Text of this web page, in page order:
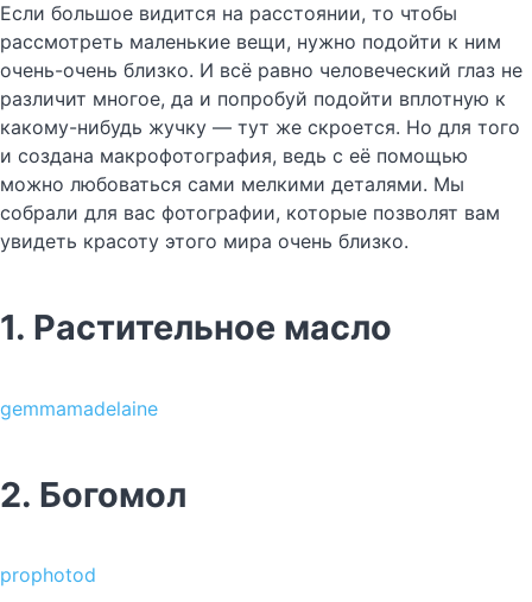
Если большое видится на расстоянии, то чтобы
рассмотреть маленькие вещи, нужно подойти к ним
очень-очень близко. И всё равно человеческий глаз не
различит многое, да и попробуй подойти вплотную к
какому-нибудь жучку — тут же скроется. Но для того
и создана макрофотография, ведь с её помощью
можно любоваться сами мелкими деталями. Мы
собрали для вас фотографии, которые позволят вам
увидеть красоту этого мира очень близко.
1. Растительное масло
gemmamadelaine
2. Богомол
prophotod